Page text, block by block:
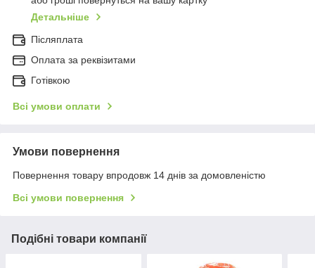
Детальніше
Післяплата
Оплата за реквізитами
Готівкою
Всі умови оплати
Умови повернення
Повернення товару впродовж 14 днів за домовленістю
Всі умови повернення
Подібні товари компанії